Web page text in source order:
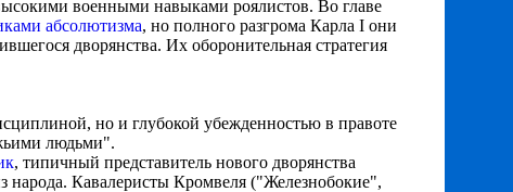
военными навыками роялистов. Во главе
абсолютизма, но полного разгрома Карла I они
дворянства. Их оборонительная стратегия
но и глубокой убежденностью в правоте
людьми".
, типичный представитель нового дворянства
народа. Кавалеристы Кромвеля ("Железнобокие",